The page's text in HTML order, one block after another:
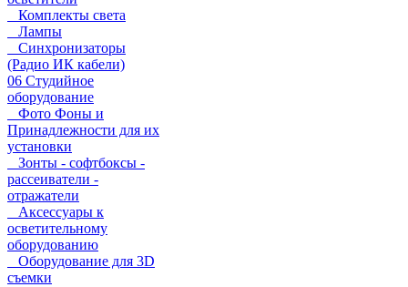
Комплекты света
Лампы
Синхронизаторы
(Радио ИК кабели)
06 Студийное
оборудование
Фото Фоны и
Принадлежности для их
установки
Зонты - софтбоксы -
рассеиватели -
отражатели
Аксессуары к
осветительному
оборудованию
Оборудование для 3D
съемки